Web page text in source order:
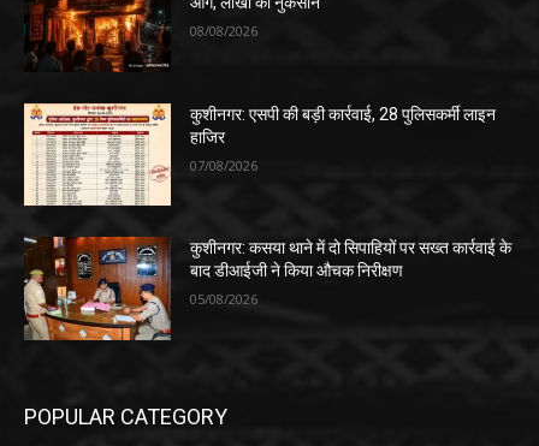
08/08/2026
कुशीनगर: एसपी की बड़ी कार्रवाई, 28 पुलिसकर्मी लाइन
हाजिर
07/08/2026
कुशीनगर: कसया थाने में दो सिपाहियों पर सख्त कार्रवाई के
बाद डीआईजी ने किया औचक निरीक्षण
05/08/2026
POPULAR CATEGORY